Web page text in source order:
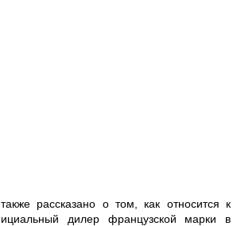
рассказано о том, как относится к
дилер французской марки в